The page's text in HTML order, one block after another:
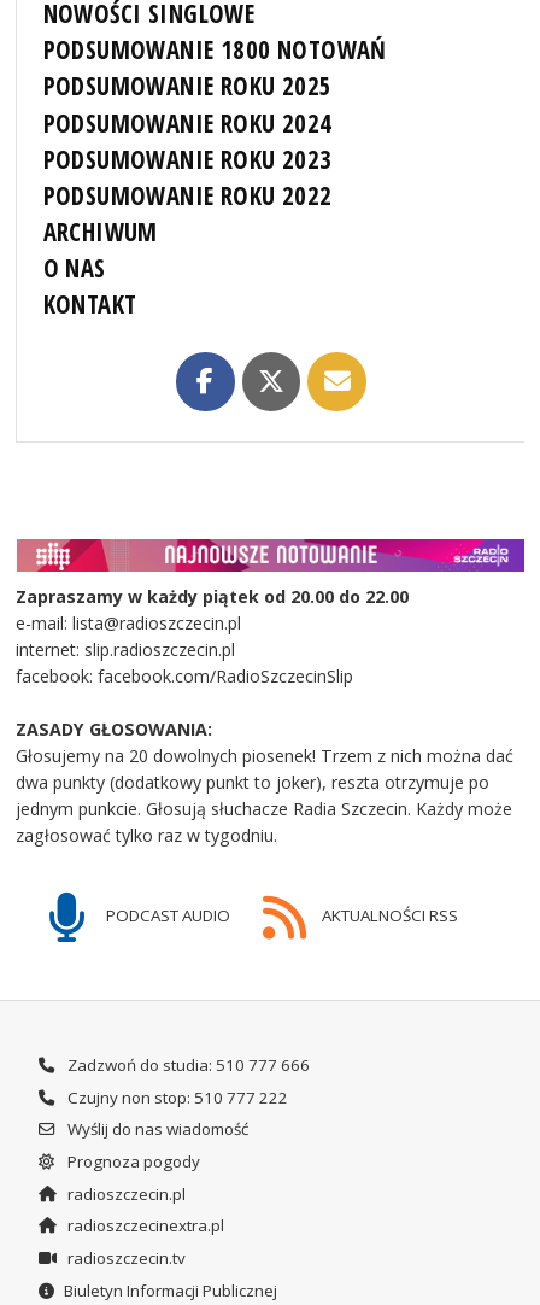
NOWOŚCI SINGLOWE
PODSUMOWANIE 1800 NOTOWAŃ
PODSUMOWANIE ROKU 2025
PODSUMOWANIE ROKU 2024
PODSUMOWANIE ROKU 2023
PODSUMOWANIE ROKU 2022
ARCHIWUM
O NAS
KONTAKT
Zapraszamy w każdy piątek od 20.00 do 22.00
e-mail: lista@radioszczecin.pl
internet: slip.radioszczecin.pl
facebook: facebook.com/RadioSzczecinSlip
ZASADY GŁOSOWANIA:
Głosujemy na 20 dowolnych piosenek! Trzem z nich można dać
dwa punkty (dodatkowy punkt to joker), reszta otrzymuje po
jednym punkcie. Głosują słuchacze Radia Szczecin. Każdy może
zagłosować tylko raz w tygodniu.
PODCAST AUDIO AKTUALNOŚCI RSS
Zadzwoń do studia: 510 777 666
Czujny non stop: 510 777 222
Wyślij do nas wiadomość
Prognoza pogody
radioszczecin.pl
radioszczecinextra.pl
radioszczecin.tv
Biuletyn Informacji Publicznej